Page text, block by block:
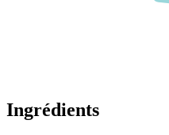
Ingrédients